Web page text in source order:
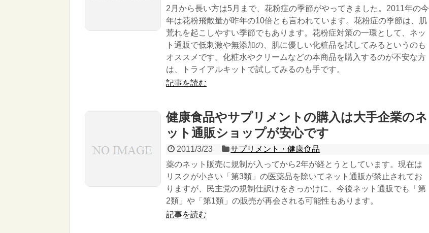
2月から長い方は5月まで、花粉症の季節がやってきました。2011年の今
年は花粉飛散量が昨年の10倍とも言われています。花粉症の季節は、肌
荒れを起こしやすい季節でもあります。花粉症対策の一環として、ネッ
ト通販で低刺激や無添加の、肌に優しい化粧品を試してみるというのも
オススメです。化粧水やクリームなどの本商品を購入するのが不安な方
は、トライアルキットで試してみるのも手です。
記事を読む
健康食品やサプリメントの購入は大手企業のネ
ット通販ショップが安心です
2011/3/23
サプリメント・健康食品
薬のネット販売に規制が入ってから2年が経とうとしています。現在は
リスクが小さい「第3類」の医薬品を除いてネット通販が禁止されてお
りますが、民主党の規制仕訳けをきっかけに、今後ネット通販でも「第
2類」や「第1類」の販売が再会される可能性もあります。
記事を読む